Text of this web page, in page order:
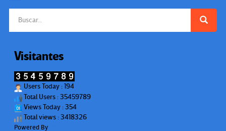
Visitantes
Users Today : 194
Total Users : 35459789
Views Today : 354
Total views : 3418326
Powered By